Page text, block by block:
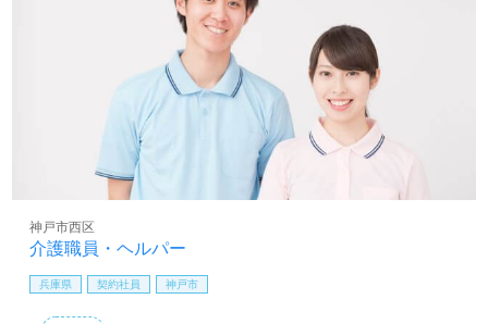
介護職員・ヘルパー
神戸市西区
兵庫県 契約社員 神戸市